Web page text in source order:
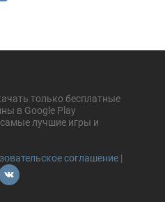
только бесплатные
в Google Play
лучшие игры и
соглашение |